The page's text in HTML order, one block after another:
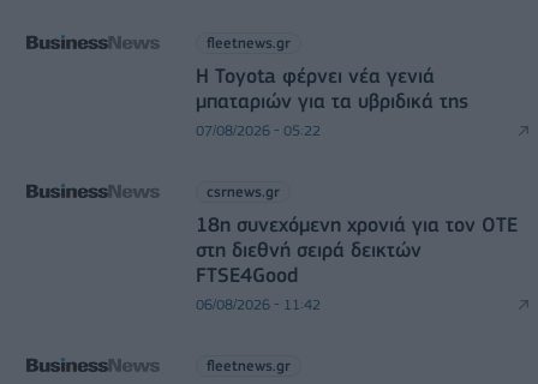
fleetnews.gr
Η Toyota φέρνει νέα γενιά
μπαταριών για τα υβριδικά της
07/08/2026 - 05:22
csrnews.gr
18η συνεχόμενη χρονιά για τον ΟΤΕ
στη διεθνή σειρά δεικτών
FTSE4Good
06/08/2026 - 11:42
fleetnews.gr